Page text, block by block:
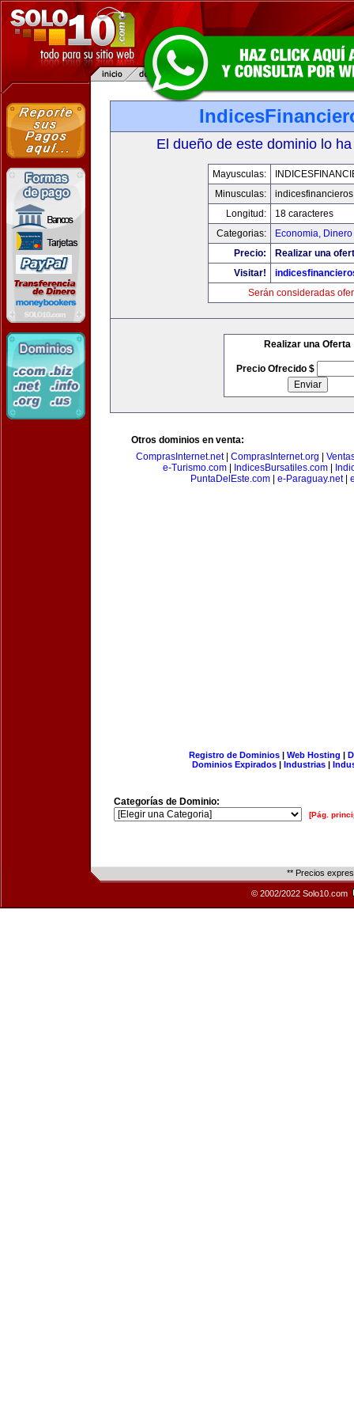
El dueño de este dominio lo
Mayusculas:
Minusculas:
Longitud:
18 caracteres
Categorias:
Economia,
Precio:
Realizar una
Visitar!
Serán consideradas
Realizar una Oferta
Precio Ofrecido $
Otros dominios en venta:
ComprasInternet.net| ComprasInternet.org
e-Turismo.com| IndicesBursatiles.com|
PuntaDelEste.com| e-Paraguay.net|
Registro de Dominios| Web Hosting |
Dominios Expirados | Industrias |
Categorías de Dominio:
[Pág.
** Precios
© 2002/2022 Solo10.com